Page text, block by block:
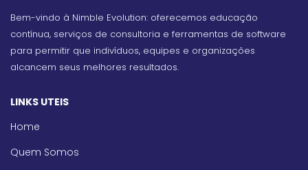
Bem-vindo à Nimble Evolution: oferecemos educação
contínua, serviços de consultoria e ferramentas de software
para permitir que indivíduos, equipes e organizações
alcancem seus melhores resultados.
LINKS UTEIS
Home
Quem Somos